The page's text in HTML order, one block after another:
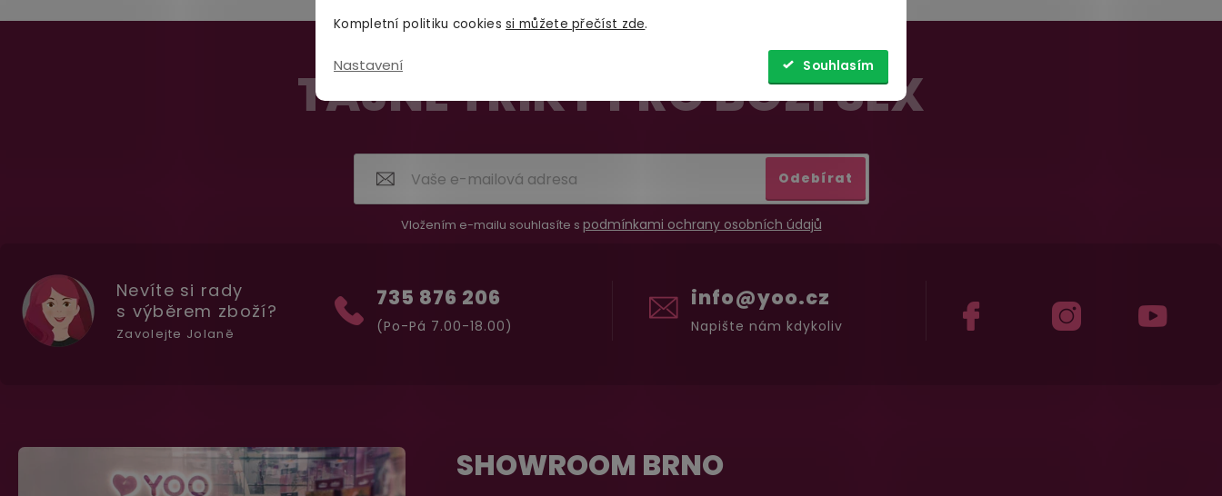
Kompletní politiku cookiessi můžete přečíst zde.
Nastavení Souhlasím
TAJNÉ TRIKY PRO BOŽÍ SEX
Vložením e-mailu souhlasíte s podmínkami ochrany osobních údajů
Odebírat
info@yoo.cz
Napište nám kdykoliv
735 876 206
(Po-Pá 7.00-18.00)
Nevíte si rady
s výběrem zboží?
Zavolejte Jolaně
SHOWROOM BRNO